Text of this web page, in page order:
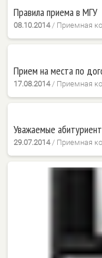
Правила приема в МГУ
08.10.2014/ Приемная
Прием на места по
17.08.2014/ Приемная
Уважаемые
29.07.2014/ Приемная